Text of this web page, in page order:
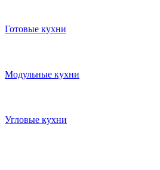
Готовые кухни
Модульные кухни
Угловые кухни